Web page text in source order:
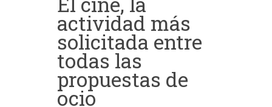
actividad más
solicitada entre
todas las
propuestas de
ocio